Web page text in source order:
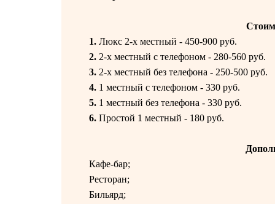
1. Люкс 2-х местный - 450-900 руб.
2. 2-х местный с телефоном - 280-560 руб.
3. 2-х местный без телефона - 250-500 руб.
4. 1 местный с телефоном - 330 руб.
5. 1 местный без телефона - 330 руб.
6. Простой 1 местный - 180 руб.
Кафе-бар;
Ресторан;
Бильярд;